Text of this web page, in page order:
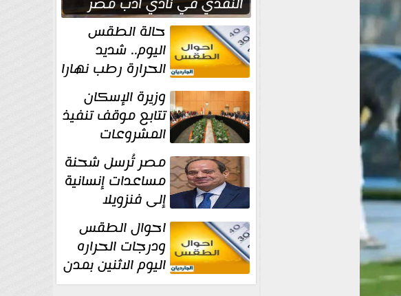
الجديدة حالة الطقس
اليوم.. شديد
الحرارة رطب نهارا
مائل للحرارة رطب
ليلا.. و... وزيرة الإسكان
تتابع موقف تنفيذ
المشروعات
والخطة
الاستثمارية للجهاز المركزي
للتعمير
مصر تُرسل شحنة
مساعدات إنسانية
إلى فنزويلا
احوال الطقس
ودرجات الحراره
اليوم الاثنين بمدن
مصر...المحسوسة